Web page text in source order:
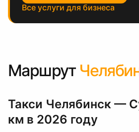
Все услуги для бизнеса
Маршрут
Такси Челябинск —
км в 2026 году